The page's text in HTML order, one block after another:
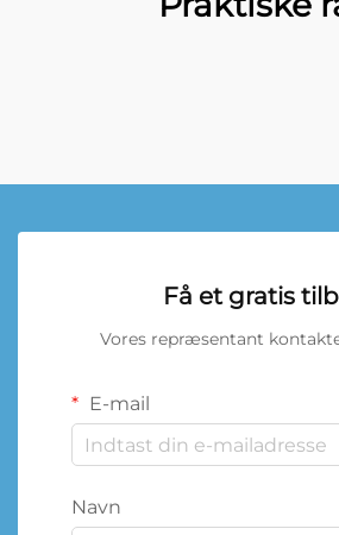
Få et gratis
Vores repræsentant
E-mail
Navn